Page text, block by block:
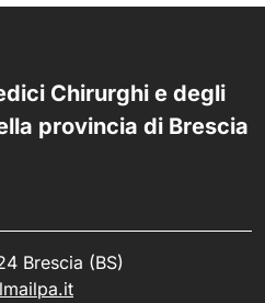
Chirurghi e degli
provincia di Brescia
Brescia (BS)